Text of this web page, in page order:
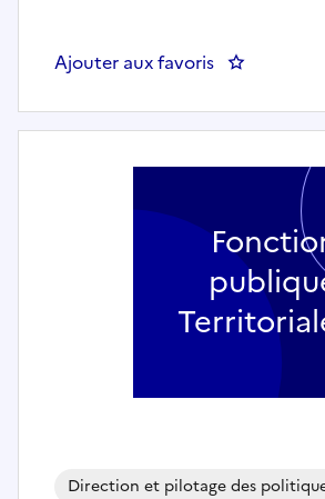
Ajouter aux favoris : Directeur
Direction et pilotage des